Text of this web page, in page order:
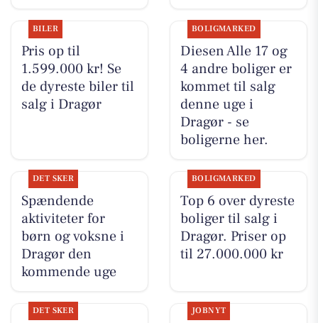
BILER
Pris op til
1.599.000 kr! Se
de dyreste biler til
salg i Dragør
BOLIGMARKED
Diesen Alle 17 og
4 andre boliger er
kommet til salg
denne uge i
Dragør - se
boligerne her.
DET SKER
Spændende
aktiviteter for
børn og voksne i
Dragør den
kommende uge
BOLIGMARKED
Top 6 over dyreste
boliger til salg i
Dragør. Priser op
til 27.000.000 kr
DET SKER JOBNYT